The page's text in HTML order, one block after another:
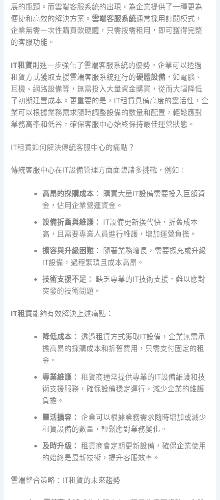
展的瓶頸。而雲端客服系統的出現，為企業提供了一種更為
便捷和高效的解決方案。雲端客服系統通常採用訂閱模式，
企業無需一次性購買軟硬體，只需按需租用，即可獲得完整
的客服功能。
IT租賃則進一步強化了雲端客服系統的優勢。企業可以透過
租賃方式獲取支援雲端客服系統運行的硬體設備 ，如電腦、
耳機、網路設備等，無需投入大量資金購買，從而大幅降低
了初期建置成本。更重要的是，IT租賃具備高度的靈活性，企
業可以根據業務需求隨時調整設備的數量和配置，輕鬆應對
業務高峯和低谷，確保客服中心始終保持最佳運營狀態。
IT租賃如何解決傳統客服中心的痛點？
傳統客服中心在IT設備管理方面面臨諸多挑戰，例如：
高昂的採購成本：
購買大量IT設備需要投入巨額資
金，佔用企業營運資金。
設備折舊與維護：
IT設備更新換代快，折舊成本
高，且需要專業人員進行維護，增加運營負擔。
擴容與升級困難：
隨著業務增長，需要擴充或升級
IT設備，過程繁瑣且成本高昂。
技術支援不足： 缺乏專業的IT技術支援，難以應對
突發的技術問題。
IT租賃能夠有效解決上述痛點：
降低成本： 透過租賃方式獲取IT設備，企業無需承
擔高昂的採購成本和折舊費用，只需支付固定的租
金。
專業維護： 租賃商通常提供專業的IT設備維護和技
術支援服務，確保設備穩定運行，減少企業的維護
負擔。
靈活擴容： 企業可以根據業務需求隨時增加或減少
租賃設備的數量，輕鬆應對業務變化。
及時升級： 租賃商會定期更新設備，確保企業使用
的始終是最新技術，提升客服效率。
雲端整合策略：IT租賃的未來趨勢